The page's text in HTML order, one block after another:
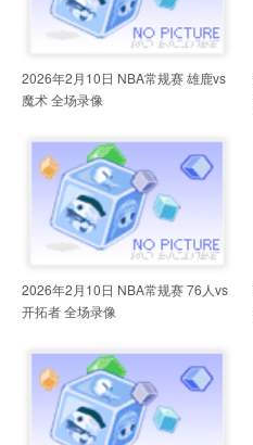
2026年2月10日 NBA常规赛 雄鹿vs
魔术 全场录像
2026年2月10日 NBA常规赛 76人vs
开拓者 全场录像